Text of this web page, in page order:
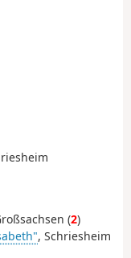
(2)
, Schriesheim